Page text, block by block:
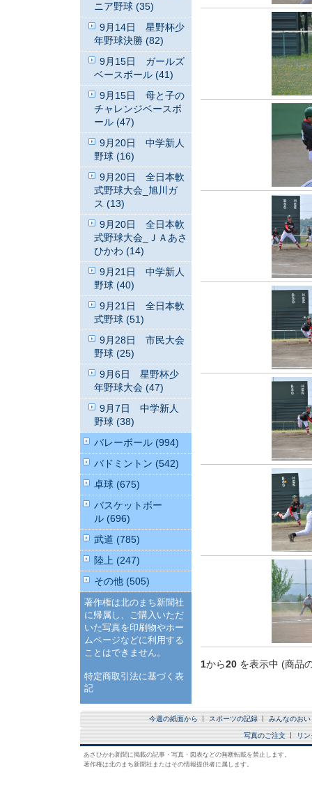
1から20 を表示中 (商品
ニア野球 (35)
9月14日 星野杯少
年野球決勝 (82)
9月15日 ガールズ
ベースボール (41)
9月15日 母と子の
チャレンジベースボ
ール (47)
9月20日 中学新人
野球 (16)
9月20日 全日本軟
式野球大会_旭川ガ
ス (13)
9月20日 全日本軟
式野球大会_ＪＡあさ
ひかわ (14)
9月21日 中学新人
野球 (40)
9月21日 全日本軟
式野球 (51)
9月28日 市民大会
野球 (25)
9月6日 星野杯少
年野球大会 (47)
9月7日 中学新人
野球 (38)
バレーボール (994)
バドミントン (542)
卓球 (675)
バスケットボー
ル (696)
武道 (785)
陸上 (247)
その他 (505)
著作権は北のまち新聞社
に帰属し、ご購入いただ
いた写真を印刷物やホー
ムページなどに利用する
ことはできません。
特定商取引法に基づく表
記
今週の紙面から スポーツの記録 みんなのおい
写真のご注文 リン
あさひかわ新聞に掲載の記事・写真・図表などの無断転載を禁止します。
著作権は北のまち新聞社またはその情報提供者に属します。